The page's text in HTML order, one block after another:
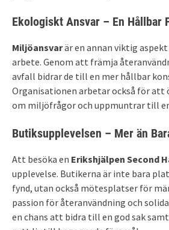
Ekologiskt Ansvar – En Hållbar
Miljöansvarär en annan viktig
arbete. Genom att främja
avfall bidrar de till en mer hållbar
Organisationen arbetar också för att
om miljöfrågor och uppmuntrar till
Butiksupplevelsen – Mer än
Att besöka en Erikshjälpen Second
upplevelse. Butikerna är inte bara
fynd, utan också mötesplatser för
passion för återanvändning och
en chans att bidra till en god sak